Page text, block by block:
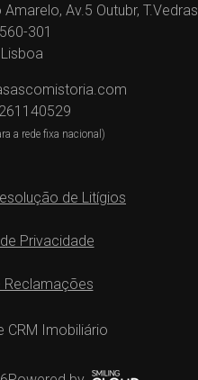
Av.5 Outubr, T.Vedras
301
Lisboa
261140529
a rede fixa nacional)
de Litígios
Privacidade
Reclamações
CRM Imobiliário